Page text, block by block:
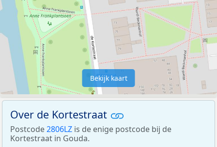
Bekijk kaart
Over de Kortestraat
Postcode2806LZ is de enige postcode bij de
Kortestraat in Gouda.